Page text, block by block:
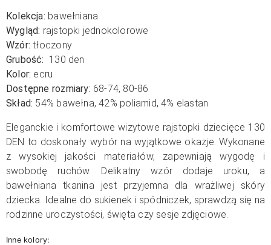
Kolekcja: bawełniana
Wygląd: rajstopki jednokolorowe
Wzór: tłoczony
Grubość: 130 den
Kolor: ecru
Dostępne rozmiary: 68-74, 80-86
Skład: 54% bawełna, 42% poliamid, 4% elastan
Eleganckie i komfortowe wizytowe rajstopki dziecięce 130
DEN to doskonały wybór na wyjątkowe okazje. Wykonane
z wysokiej jakości materiałów, zapewniają wygodę i
swobodę ruchów. Delikatny wzór dodaje uroku, a
bawełniana tkanina jest przyjemna dla wrażliwej skóry
dziecka. Idealne do sukienek i spódniczek, sprawdzą się na
rodzinne uroczystości, święta czy sesje zdjęciowe.
Inne kolory: